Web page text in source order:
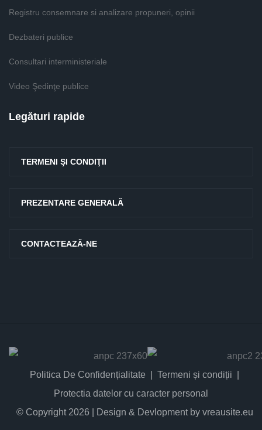
Registru consemnare si analizare propuneri, opinii
Dezbateri publice
Consultari interministeriale
Video Şedinţe publice
Legături rapide
TERMENI ŞI CONDIŢII
PREZENTARE GENERALĂ
CONTACTEAZĂ-NE
Politica De Confidențialitate
Termeni și condiții
Protectia datelor cu caracter personal
© Copyright 2026 | Design & Devlopment by vreausite.eu